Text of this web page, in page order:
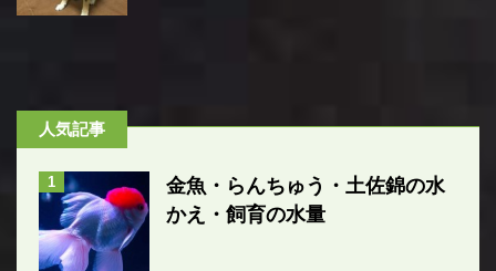
人気記事
1
金魚・らんちゅう・土佐錦の水
かえ・飼育の水量